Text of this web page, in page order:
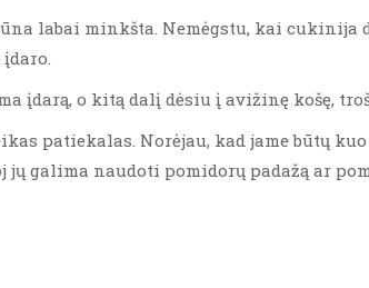
labai minkšta. Nemėgstu, kai cukinija
įdarą, o kitą dalį dėsiu į avižinę košę,
patiekalas. Norėjau, kad jame būtų
galima naudoti pomidorų padažą ar